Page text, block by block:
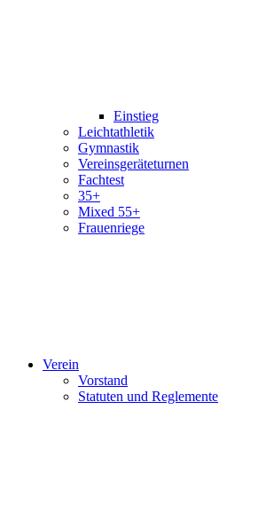
Einstieg
Leichtathletik
Gymnastik
Vereinsgeräteturnen
Fachtest
35+
Mixed 55+
Frauenriege
Verein
Vorstand
Statuten und Reglemente